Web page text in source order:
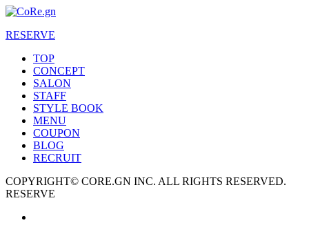
RESERVE
TOP
CONCEPT
SALON
STAFF
STYLE BOOK
MENU
COUPON
BLOG
RECRUIT
COPYRIGHT© CORE.GN INC. ALL RIGHTS RESERVED.
RESERVE